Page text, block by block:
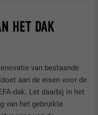
HET DAK
van bestaande
aan de eisen voor de
dak. Let daarbij in het
van het gebruikte